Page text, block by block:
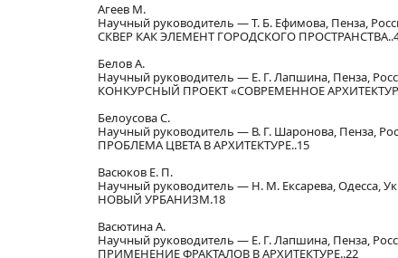
Агеев М.
Научный руководитель — Т. Б. Ефимова, Пенза,
СКВЕР КАК ЭЛЕМЕНТ ГОРОДСКОГО
Белов А.
Научный руководитель — Е. Г. Лапшина, Пенза,
КОНКУРСНЫЙ ПРОЕКТ «СОВРЕМЕННОЕ
Белоусова С.
Научный руководитель — В. Г. Шаронова, Пенза,
ПРОБЛЕМА ЦВЕТА В АРХИТЕКТУРЕ..15
Васюков Е. П.
Научный руководитель — Н. М. Ексарева, Одесса,
НОВЫЙ УРБАНИЗМ.18
Васютина А.
Научный руководитель — Е. Г. Лапшина, Пенза,
ПРИМЕНЕНИЕ ФРАКТАЛОВ В АРХИТЕКТУРЕ..22